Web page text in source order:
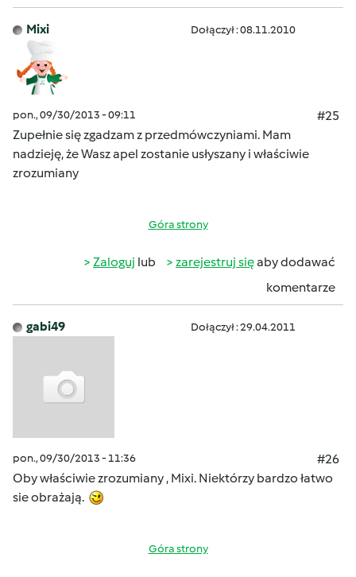
Mixi Dołączył : 08.11.2010
pon., 09/30/2013 - 09:11
#25
Zupełnie się zgadzam z przedmówczyniami. Mam
nadzieję, że Wasz apel zostanie usłyszany i właściwie
zrozumiany
Góra strony
Zaloguj lub zarejestruj sięaby dodawać
komentarze
gabi49 Dołączył : 29.04.2011
pon., 09/30/2013 - 11:36
#26
Oby właściwie zrozumiany , Mixi. Niektórzy bardzo łatwo
sie obrażają.
Góra strony